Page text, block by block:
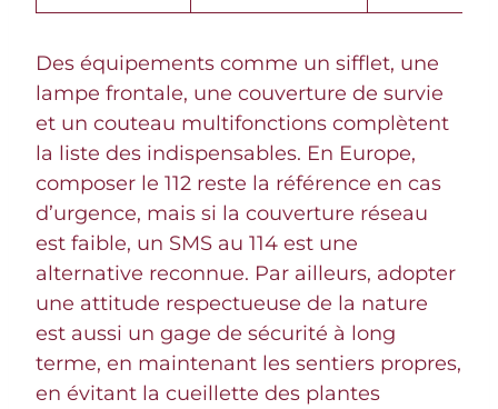
Des équipements comme un sifflet, une
lampe frontale, une couverture de survie
et un couteau multifonctions complètent
la liste des indispensables. En Europe,
composer le 112 reste la référence en cas
d’urgence, mais si la couverture réseau
est faible, un SMS au 114 est une
alternative reconnue. Par ailleurs, adopter
une attitude respectueuse de la nature
est aussi un gage de sécurité à long
terme, en maintenant les sentiers propres,
en évitant la cueillette des plantes